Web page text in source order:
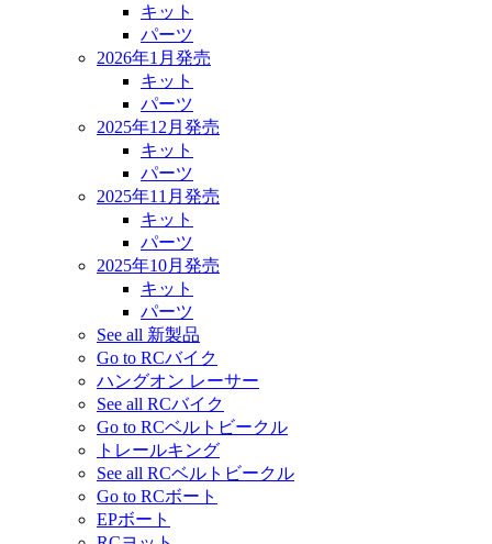
キット
パーツ
2026年1月発売
キット
パーツ
2025年12月発売
キット
パーツ
2025年11月発売
キット
パーツ
2025年10月発売
キット
パーツ
See all 新製品
Go to RCバイク
ハングオン レーサー
See all RCバイク
Go to RCベルトビークル
トレールキング
See all RCベルトビークル
Go to RCボート
EPボート